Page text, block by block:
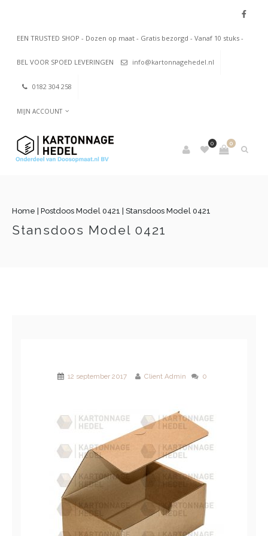
EEN TRUSTED SHOP - Dozen op maat - Gratis bezorgd - Vanaf 10 stuks -
BEL VOOR SPOED LEVERINGEN info@kartonnagehedel.nl
0182 304 258
MIJN ACCOUNT
0
0
Home Postdoos Model 0421 Stansdoos Model 0421
Stansdoos Model 0421
12 september 2017 Client Admin 0